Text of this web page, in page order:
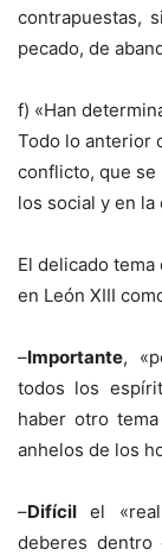
contrapuestas,
pecado, de
f) «Han
Todo lo anterior
conflicto, que se
los social y en la
El delicado
en León XIII
–Importante,
todos los
haber otro
anhelos de los
–Difícil el
deberes dentro